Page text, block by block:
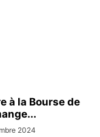
à la Bourse de
2024